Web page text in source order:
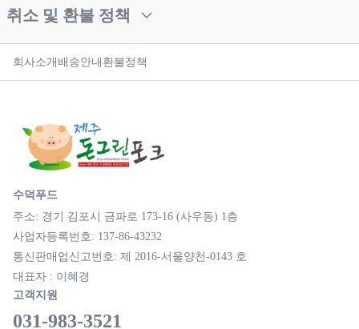
취소 및 환불 정책
회사소개 배송안내 환불정책
수덕푸드
주소: 경기 김포시 금파로 173-16 (사우동) 1층
사업자등록번호: 137-86-43232
통신판매업신고번호: 제 2016-서울양천-0143 호
대표자 : 이혜경
고객지원
031-983-3521